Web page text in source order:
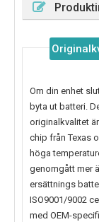
Om din enhet
byta ut batteri.
originalkvalitet
chip från Texas
höga
genomgått mer
ersättnings
ISO9001/9002
med OEM-